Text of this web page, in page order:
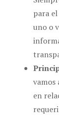
para
uno o
vamos
en